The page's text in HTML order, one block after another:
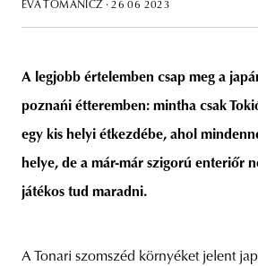
budapest poland
ÉVA TOMANICZ · 26 06 2023
A legjobb értelemben csap meg a
poznańi étteremben: mintha csak
egy kis helyi étkezdébe, ahol
helye, de a már-már szigorú enteriőr
játékos tud maradni.
A Tonari szomszéd környéket jelent